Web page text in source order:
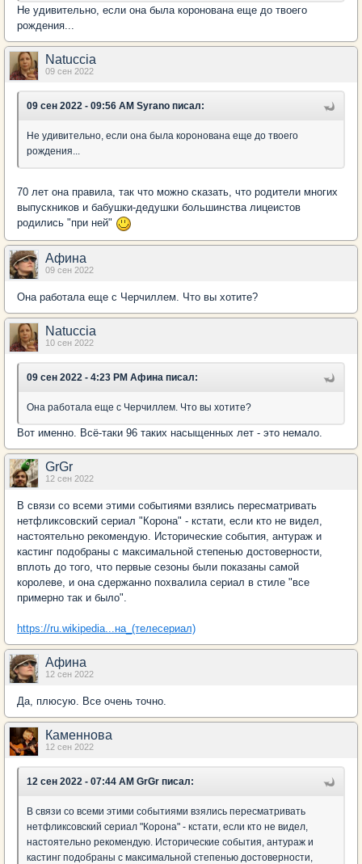
Не удивительно, если она была коронована еще до твоего
рождения...
Natuccia
09 сен 2022
09 сен 2022 - 09:56 AM Syrano писал:
Не удивительно, если она была коронована еще до твоего
рождения...
70 лет она правила, так что можно сказать, что родители многих
выпускников и бабушки-дедушки большинства лицеистов
родились "при ней"
Афина
09 сен 2022
Она работала еще с Черчиллем. Что вы хотите?
Natuccia
10 сен 2022
09 сен 2022 - 4:23 PM Афина писал:
Она работала еще с Черчиллем. Что вы хотите?
Вот именно. Всё-таки 96 таких насыщенных лет - это немало.
GrGr
12 сен 2022
В связи со всеми этими событиями взялись пересматривать
нетфликсовский сериал "Корона" - кстати, если кто не видел,
настоятельно рекомендую. Исторические события, антураж и
кастинг подобраны с максимальной степенью достоверности,
вплоть до того, что первые сезоны были показаны самой
королеве, и она сдержанно похвалила сериал в стиле "все
примерно так и было".
https://ru.wikipedia...на_(телесериал)
Афина
12 сен 2022
Да, плюсую. Все очень точно.
Каменнова
12 сен 2022
12 сен 2022 - 07:44 AM GrGr писал:
В связи со всеми этими событиями взялись пересматривать
нетфликсовский сериал "Корона" - кстати, если кто не видел,
настоятельно рекомендую. Исторические события, антураж и
кастинг подобраны с максимальной степенью достоверности,